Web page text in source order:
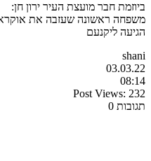
ביוזמת חבר מועצת העיר ירון חן:
משפחה ראשונה שעזבה את
הגיעה ליקנעם
shani
03.03.22
08:14
Post Views: 232
תגובות 0